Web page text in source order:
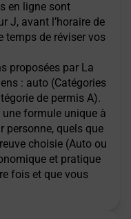
en ligne sont
J, avant l’horaire de
temps de réviser vos
proposées par La
: auto (Catégories
de permis A).
formule unique à
personne, quels que
choisie (Auto ou
et pratique
fois et que vous